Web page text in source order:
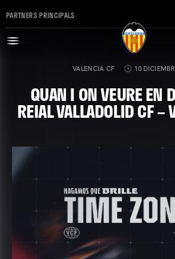
PARTNERS PRINCIPALS
VALENCIA CF 10
QUAN I ON VEURE EN
REIAL VALLADOLID CF –